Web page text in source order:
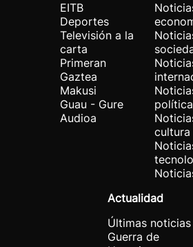
EITB
Deportes
Televisión a la
carta
Primeran
Gaztea
Makusi
Guau - Gure
Audioa
política
cultura
Actualidad
Últimas noticias
Guerra de